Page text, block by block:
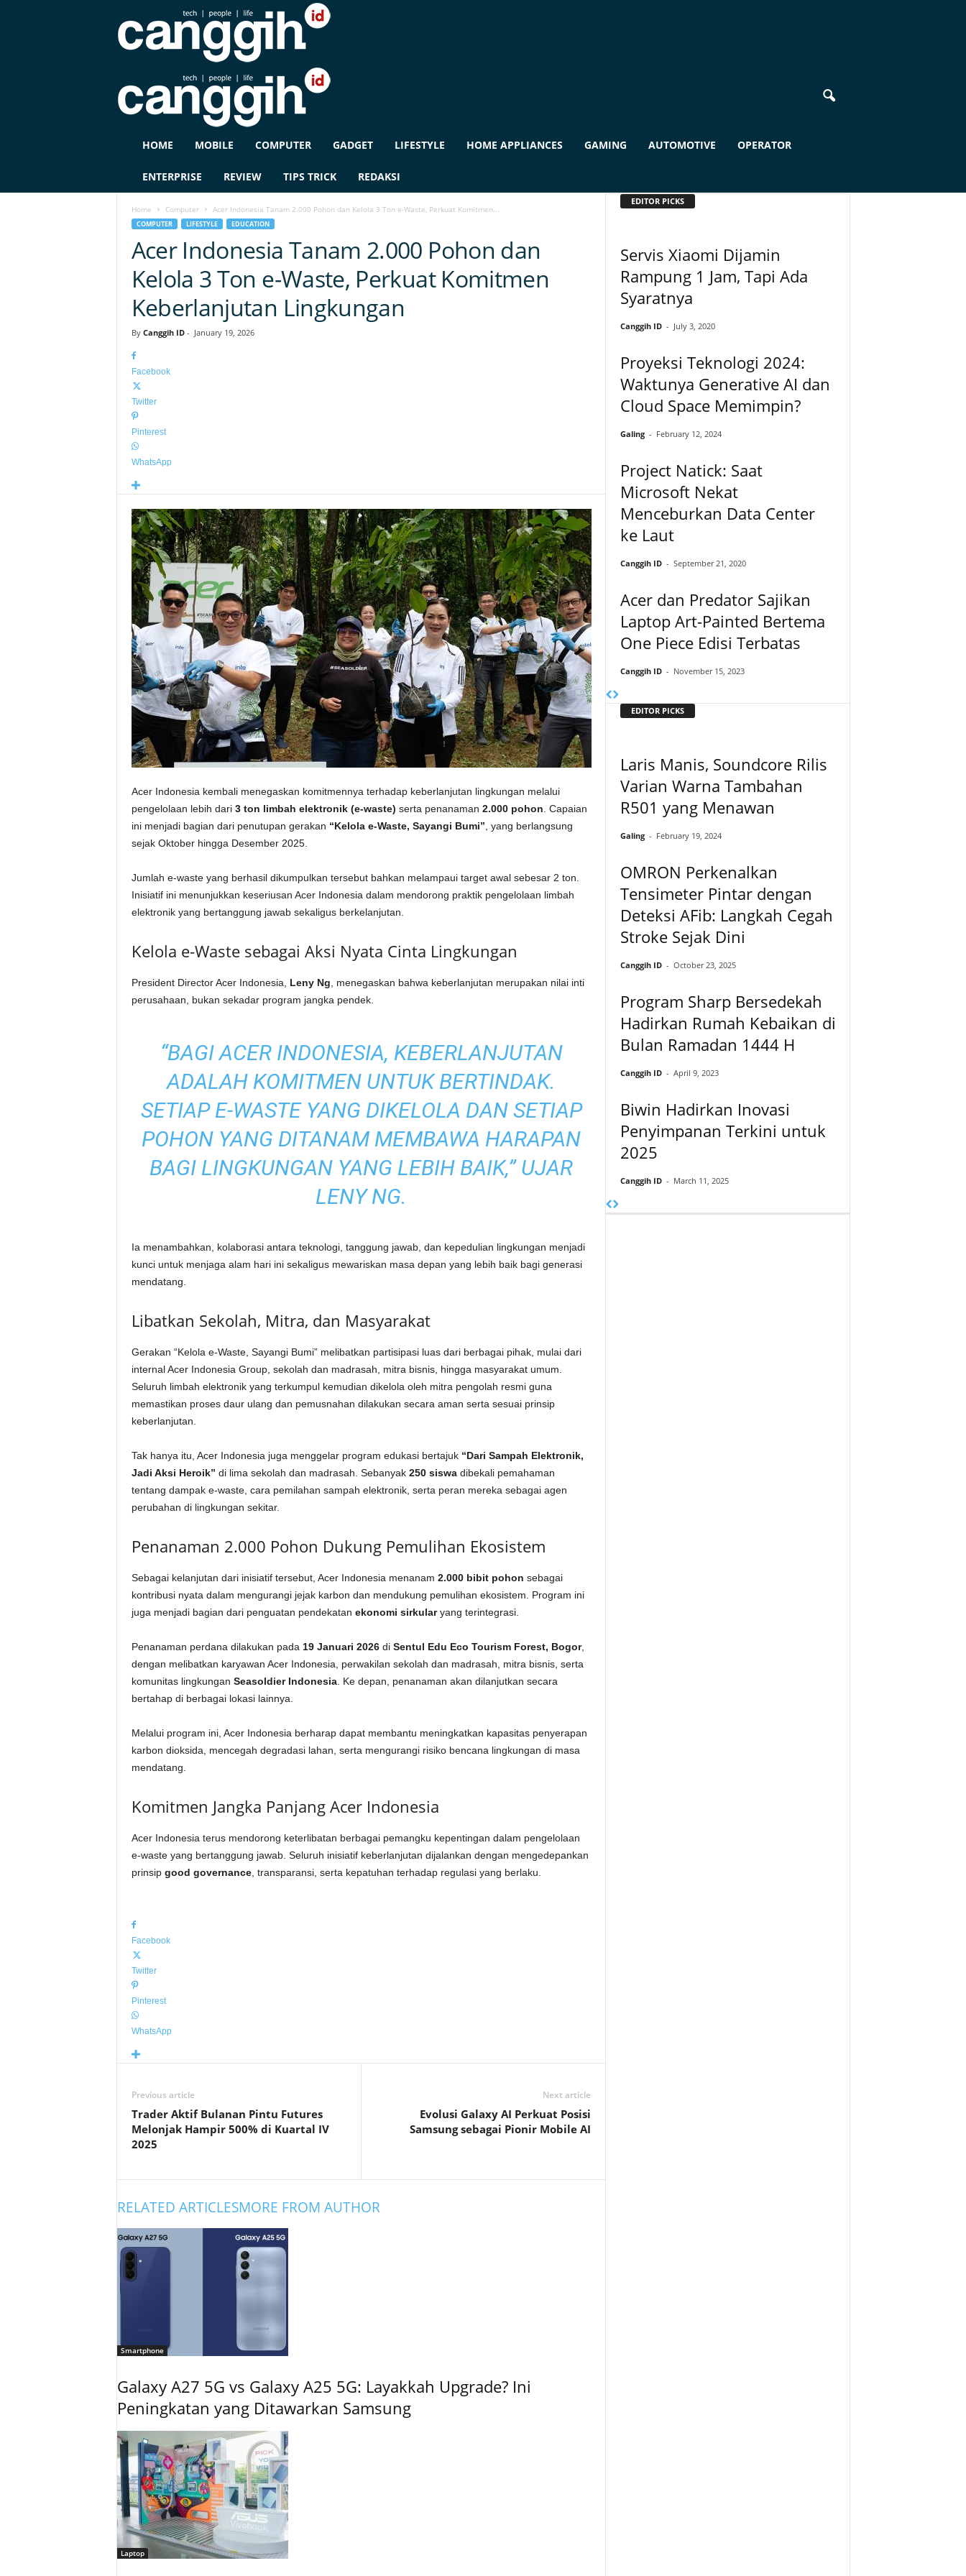
G
HOME MOBILE COMPUTER GADGET LIFESTYLE HOME APPLIANCES GAMING AUTOMOTIVE OPERATOR
ENTERPRISE REVIEW TIPS TRICK REDAKSI
Home Computer Acer Indonesia Tanam 2.000 Pohon dan Kelola 3 Ton e-Waste, Perkuat Komitmen...
COMPUTER LIFESTYLE EDUCATION
Acer Indonesia Tanam 2.000 Pohon dan
Kelola 3 Ton e-Waste, Perkuat Komitmen
Keberlanjutan Lingkungan
By Canggih ID- January 19, 2026
Facebook
Twitter
Pinterest
WhatsApp
Acer Indonesia kembali menegaskan komitmennya terhadap keberlanjutan lingkungan melalui
pengelolaan lebih dari 3 ton limbah elektronik (e-waste) serta penanaman 2.000 pohon . Capaian
ini menjadi bagian dari penutupan gerakan “Kelola e-Waste, Sayangi Bumi” , yang berlangsung
sejak Oktober hingga Desember 2025.
Jumlah e-waste yang berhasil dikumpulkan tersebut bahkan melampaui target awal sebesar 2 ton.
Inisiatif ini menunjukkan keseriusan Acer Indonesia dalam mendorong praktik pengelolaan limbah
elektronik yang bertanggung jawab sekaligus berkelanjutan.
Kelola e-Waste sebagai Aksi Nyata Cinta Lingkungan
President Director Acer Indonesia, Leny Ng , menegaskan bahwa keberlanjutan merupakan nilai inti
perusahaan, bukan sekadar program jangka pendek.
“BAGI ACER INDONESIA, KEBERLANJUTAN
ADALAH KOMITMEN UNTUK BERTINDAK.
SETIAP E-WASTE YANG DIKELOLA DAN SETIAP
POHON YANG DITANAM MEMBAWA HARAPAN
BAGI LINGKUNGAN YANG LEBIH BAIK,” UJAR
LENY NG.
Ia menambahkan, kolaborasi antara teknologi, tanggung jawab, dan kepedulian lingkungan menjadi
kunci untuk menjaga alam hari ini sekaligus mewariskan masa depan yang lebih baik bagi generasi
mendatang.
Libatkan Sekolah, Mitra, dan Masyarakat
Gerakan “Kelola e-Waste, Sayangi Bumi” melibatkan partisipasi luas dari berbagai pihak, mulai dari
internal Acer Indonesia Group, sekolah dan madrasah, mitra bisnis, hingga masyarakat umum.
Seluruh limbah elektronik yang terkumpul kemudian dikelola oleh mitra pengolah resmi guna
memastikan proses daur ulang dan pemusnahan dilakukan secara aman serta sesuai prinsip
keberlanjutan.
Tak hanya itu, Acer Indonesia juga menggelar program edukasi bertajuk “Dari Sampah Elektronik,
Jadi Aksi Heroik” di lima sekolah dan madrasah. Sebanyak 250 siswadibekali pemahaman
tentang dampak e-waste, cara pemilahan sampah elektronik, serta peran mereka sebagai agen
perubahan di lingkungan sekitar.
Penanaman 2.000 Pohon Dukung Pemulihan Ekosistem
Sebagai kelanjutan dari inisiatif tersebut, Acer Indonesia menanam 2.000 bibit pohon sebagai
kontribusi nyata dalam mengurangi jejak karbon dan mendukung pemulihan ekosistem. Program ini
juga menjadi bagian dari penguatan pendekatan ekonomi sirkularyang terintegrasi.
Penanaman perdana dilakukan pada 19 Januari 2026di Sentul Edu Eco Tourism Forest, Bogor,
dengan melibatkan karyawan Acer Indonesia, perwakilan sekolah dan madrasah, mitra bisnis, serta
komunitas lingkungan Seasoldier Indonesia. Ke depan, penanaman akan dilanjutkan secara
bertahap di berbagai lokasi lainnya.
Melalui program ini, Acer Indonesia berharap dapat membantu meningkatkan kapasitas penyerapan
karbon dioksida, mencegah degradasi lahan, serta mengurangi risiko bencana lingkungan di masa
mendatang.
Komitmen Jangka Panjang Acer Indonesia
Acer Indonesia terus mendorong keterlibatan berbagai pemangku kepentingan dalam pengelolaan
e-waste yang bertanggung jawab. Seluruh inisiatif keberlanjutan dijalankan dengan mengedepankan
prinsip good governance, transparansi, serta kepatuhan terhadap regulasi yang berlaku.
Facebook
Twitter
Pinterest
WhatsApp
Previous article
Trader Aktif Bulanan Pintu Futures
Melonjak Hampir 500% di Kuartal IV
2025
Next article
Evolusi Galaxy AI Perkuat Posisi
Samsung sebagai Pionir Mobile AI
RELATED ARTICLESMORE FROM AUTHOR
Smartphone
Galaxy A27 5G vs Galaxy A25 5G: Layakkah Upgrade? Ini
Peningkatan yang Ditawarkan Samsung
Laptop
EDITOR PICKS
Servis Xiaomi Dijamin
Rampung 1 Jam, Tapi Ada
Syaratnya
Canggih ID - July 3, 2020
Proyeksi Teknologi 2024:
Waktunya Generative AI dan
Cloud Space Memimpin?
Galing - February 12, 2024
Project Natick: Saat
Microsoft Nekat
Menceburkan Data Center
ke Laut
Canggih ID - September 21, 2020
Acer dan Predator Sajikan
Laptop Art-Painted Bertema
One Piece Edisi Terbatas
Canggih ID - November 15, 2023
EDITOR PICKS
Laris Manis, Soundcore Rilis
Varian Warna Tambahan
R501 yang Menawan
Galing - February 19, 2024
OMRON Perkenalkan
Tensimeter Pintar dengan
Deteksi AFib: Langkah Cegah
Stroke Sejak Dini
Canggih ID - October 23, 2025
Program Sharp Bersedekah
Hadirkan Rumah Kebaikan di
Bulan Ramadan 1444 H
Canggih ID - April 9, 2023
Biwin Hadirkan Inovasi
Penyimpanan Terkini untuk
2025
Canggih ID - March 11, 2025